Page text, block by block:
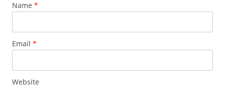
Name *
Email *
Website